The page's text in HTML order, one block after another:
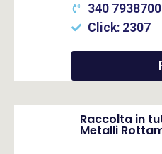
340 7938700
Click: 2307
Raccolta in
Metalli